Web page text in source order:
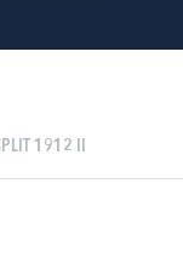
1912 II